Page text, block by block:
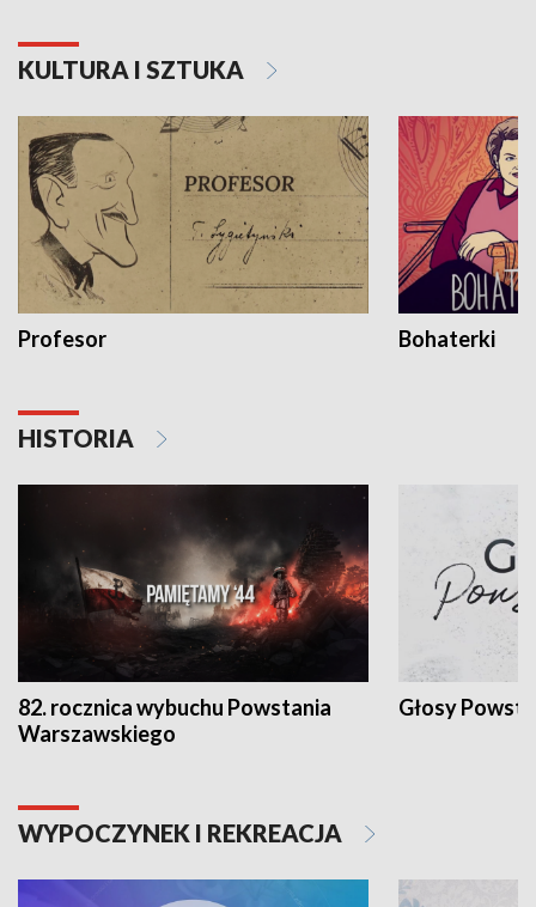
KULTURA I SZTUKA
Profesor Bohaterki
HISTORIA
82. rocznica wybuchu Powstania
Warszawskiego
Głosy
WYPOCZYNEK I REKREACJA